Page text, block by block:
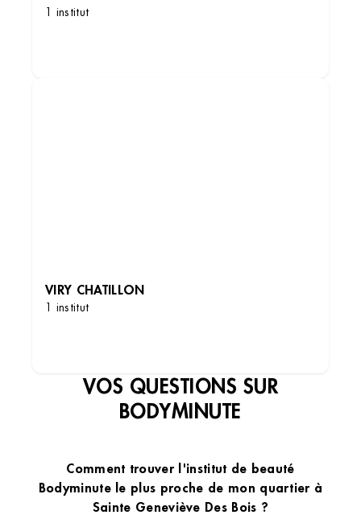
1 institut
VIRY CHATILLON
1 institut
VOS QUESTIONS SUR
BODYMINUTE
Comment trouver l'institut de beauté
Bodyminute le plus proche de mon quartier à
Sainte Geneviève Des Bois ?